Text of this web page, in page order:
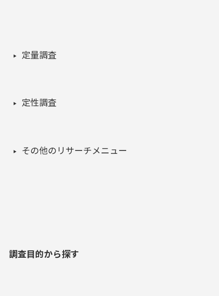
定量調査
定性調査
その他のリサーチメニュー
調査目的から探す